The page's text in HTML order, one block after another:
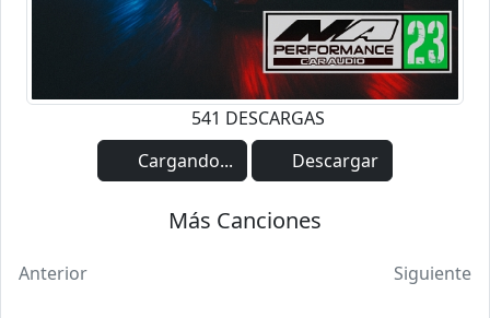
541 DESCARGAS
Cargando...
Descargar
Más Canciones
Anterior Siguiente